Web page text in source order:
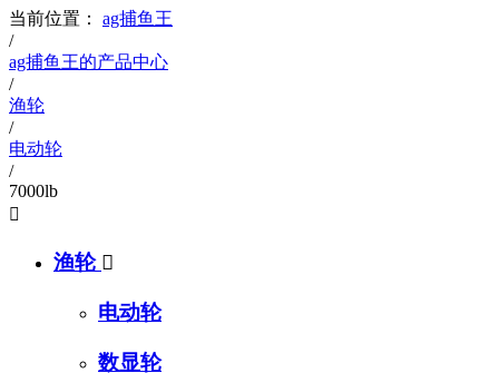
当前位置：
ag捕鱼王
/
ag捕鱼王的产品中心
/
渔轮
/
电动轮
/
7000lb

渔轮 
电动轮
数显轮